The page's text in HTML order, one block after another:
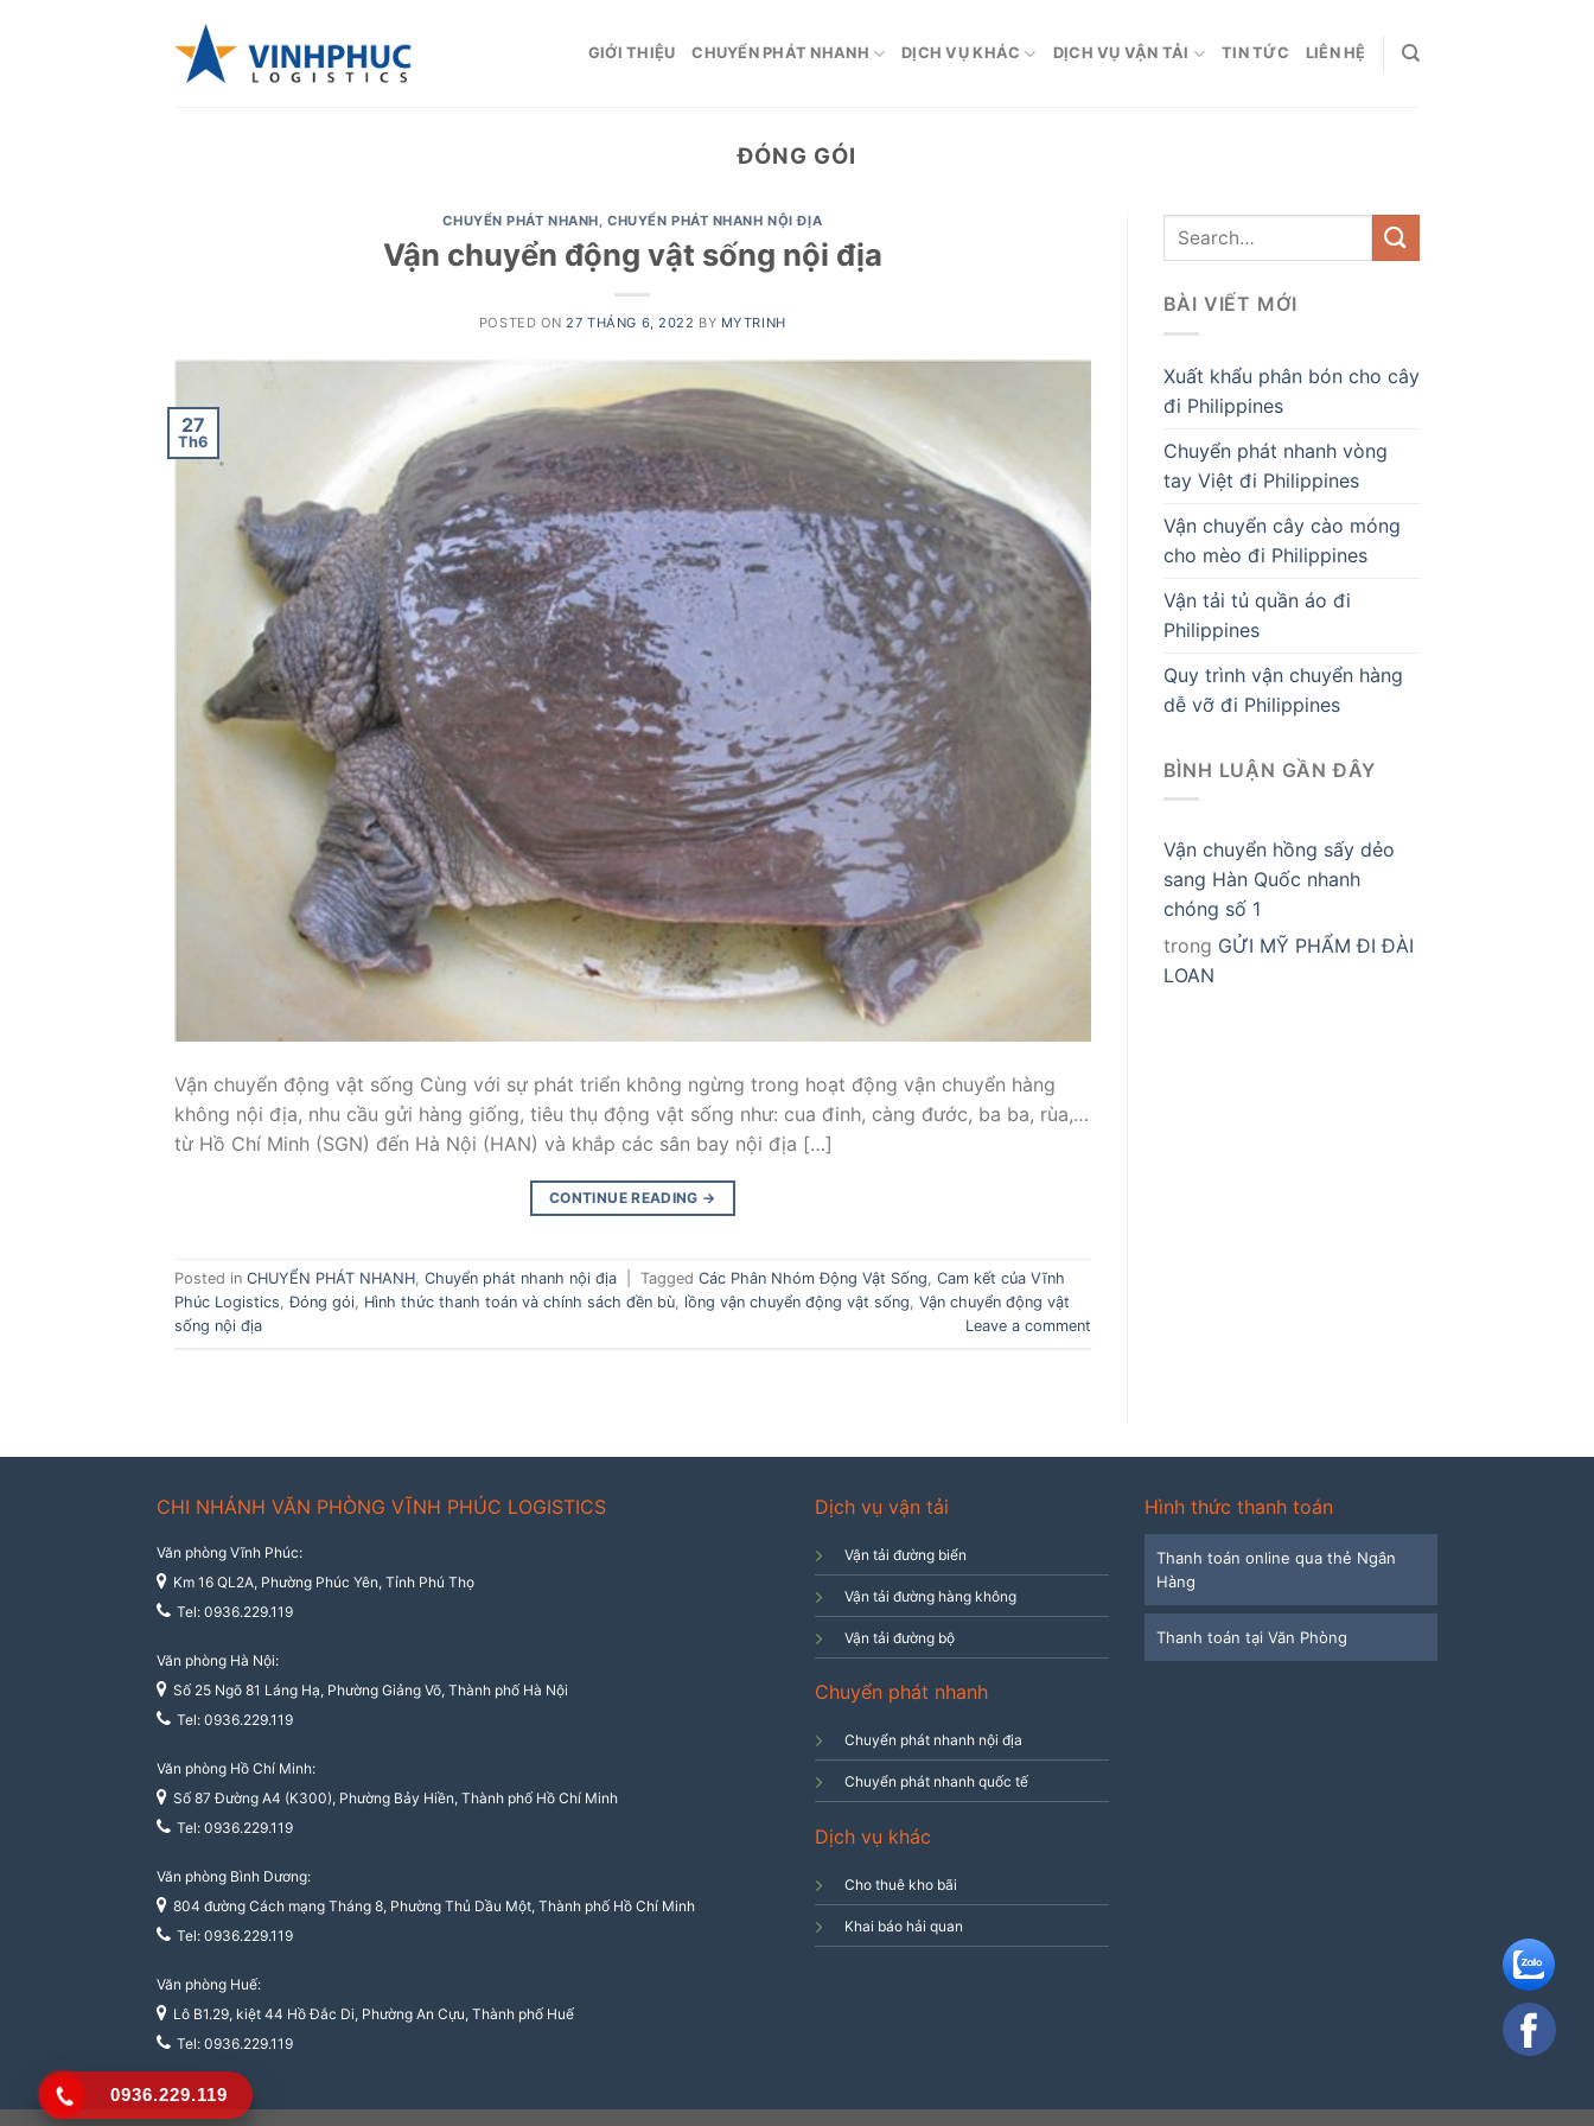
GIỚI THIỆU CHUYỂN PHÁT NHANH DỊCH VỤ KHÁC DỊCH VỤ VẬN TẢI TIN TỨC LIÊN HỆ
ĐÓNG GÓI
CHUYỂN PHÁT NHANH,CHUYỂN PHÁT NHANH NỘI ĐỊA
Vận chuyển động vật sống nội địa
POSTED ON 27 THÁNG 6, 2022 BY MYTRINH
27
Th6
Vận chuyển động vật sống Cùng với sự phát triển không ngừng trong hoạt động vận chuyển hàng
không nội địa, nhu cầu gửi hàng giống, tiêu thụ động vật sống như: cua đinh, càng đước, ba ba, rùa,…
từ Hồ Chí Minh (SGN) đến Hà Nội (HAN) và khắp các sân bay nội địa […]
CONTINUE READING →
Posted in CHUYỂN PHÁT NHANH Chuyển phát nhanh nội địa Tagged Các Phân Nhóm Động Vật Sống Cam kết của Vĩnh
Phúc Logistics ,Đóng gói Hình thức thanh toán và chính sách đền bù lồng vận chuyển động vật sống Vận chuyển động vật
sống nội địa
Leave a comment
BÀI VIẾT MỚI
Xuất khẩu phân bón cho cây
đi Philippines
Chuyển phát nhanh vòng
tay Việt đi Philippines
Vận chuyển cây cào móng
cho mèo đi Philippines
Vận tải tủ quần áo đi
Philippines
Quy trình vận chuyển hàng
dễ vỡ đi Philippines
BÌNH LUẬN GẦN ĐÂY
Vận chuyển hồng sấy dẻo
sang Hàn Quốc nhanh
chóng số 1
trong GỬI MỸ PHẨM ĐI ĐÀI
LOAN
CHI NHÁNH VĂN PHÒNG VĨNH PHÚC LOGISTICS
Văn phòng Vĩnh Phúc:
Km 16 QL2A, Phường Phúc Yên, Tỉnh Phú Thọ
Tel: 0936.229.119
Văn phòng Hà Nội:
Số 25 Ngõ 81 Láng Hạ, Phường Giảng Võ, Thành phố Hà Nội
Tel: 0936.229.119
Văn phòng Hồ Chí Minh:
Số 87 Đường A4 (K300), Phường Bảy Hiền, Thành phố Hồ Chí Minh
Tel: 0936.229.119
Văn phòng Bình Dương:
804 đường Cách mạng Tháng 8, Phường Thủ Dầu Một, Thành phố Hồ Chí Minh
Tel: 0936.229.119
Văn phòng Huế:
Lô B1.29, kiệt 44 Hồ Đắc Di, Phường An Cựu, Thành phố Huế
Tel: 0936.229.119
Dịch vụ vận tải
Vận tải đường biển
Vận tải đường hàng không
Vận tải đường bộ
Chuyển phát nhanh
Chuyển phát nhanh nội địa
Chuyển phát nhanh quốc tế
Dịch vụ khác
Cho thuê kho bãi
Khai báo hải quan
Hình thức thanh toán
Thanh toán online qua thẻ Ngân
Hàng
Thanh toán tại Văn Phòng
0936.229.119